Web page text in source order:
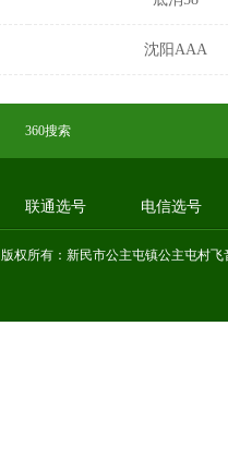
沈阳AAA
360搜索
联通选号 电信选号
版权所有：新民市公主屯镇公主屯村